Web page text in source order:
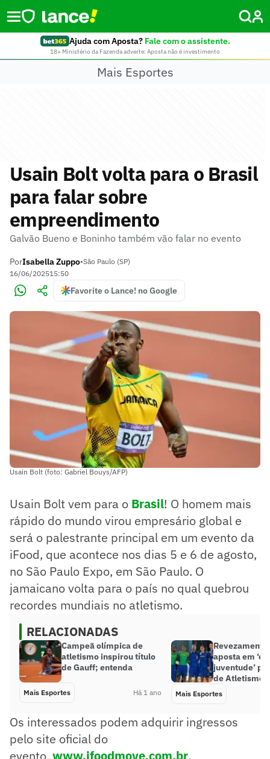
Ajuda com Aposta? Fale com o assistente.
18+ Ministério da Fazenda adverte: Aposta não é investimento
Mais Esportes
Usain Bolt volta para o Brasil
para falar sobre
empreendimento
Galvão Bueno e Boninho também vão falar no evento
PorIsabella Zuppo•São Paulo (SP)
16/06/202515:50
Favorite o Lance! no Google
Usain Bolt (foto: Gabriel Bouys/AFP)
Usain Bolt vem para o Brasil! O homem mais
rápido do mundo virou empresário global e
será o palestrante principal em um evento da
iFood, que acontece nos dias 5 e 6 de agosto,
no São Paulo Expo, em São Paulo. O
jamaicano volta para o país no qual quebrou
recordes mundiais no atletismo.
RELACIONADAS
Campeã olímpica de
atletismo inspirou título
de Gauff; entenda
Mais Esportes Há 1 ano
aposta em
juventude’
de Atletismo
Mais Esportes
Os interessados podem adquirir ingressos
pelo site oficial do
evento, www.ifoodmove.com.br.